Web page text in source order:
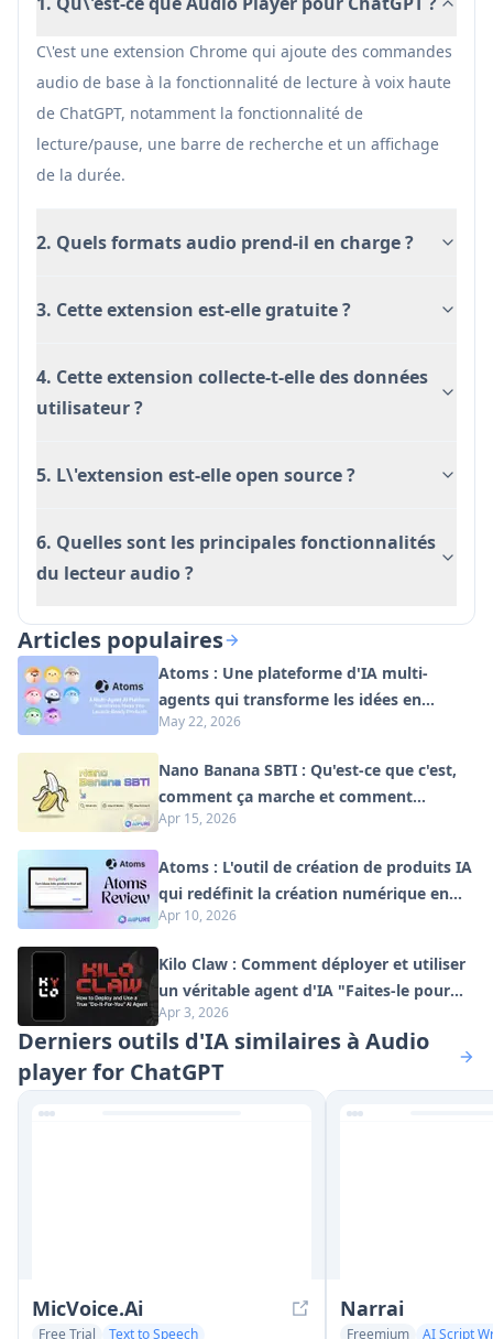
Avantages
Interface simple et intuitive
Logiciel open source
Extension légère (seulement 14.83KiB)
Limité au navigateur Chrome uniquement
haute intégrée de ChatGPT
d'utilisateurs limités
C\'est une extension Chrome qui ajoute des commandes
audio de base à la fonctionnalité de lecture à voix haute
de ChatGPT, notamment la fonctionnalité de
lecture/pause, une barre de recherche et un affichage
de la durée.
2. Quels formats audio prend-il en charge ?
3. Cette extension est-elle gratuite ?
4. Cette extension collecte-t-elle des données
utilisateur ?
5. L\'extension est-elle open source ?
6. Quelles sont les principales fonctionnalités
du lecteur audio ?
Articles populaires
Atoms : Une plateforme d'IA multi-
agents qui transforme les idées en
produits prêts à être lancés
May 22, 2026
Nano Banana SBTI : Qu'est-ce que c'est,
comment ça marche et comment
l'utiliser en 2026
Apr 15, 2026
Atoms : L'outil de création de produits IA
qui redéfinit la création numérique en
2026
Apr 10, 2026
Kilo Claw : Comment déployer et utiliser
un véritable agent d'IA "Faites-le pour
vous" (Mise à jour 2026)
Apr 3, 2026
Derniers outils d'IA similaires à Audio
player for ChatGPT
MicVoice.Ai
Free Trial
Text to Speech
Narrai
Freemium
AI Script